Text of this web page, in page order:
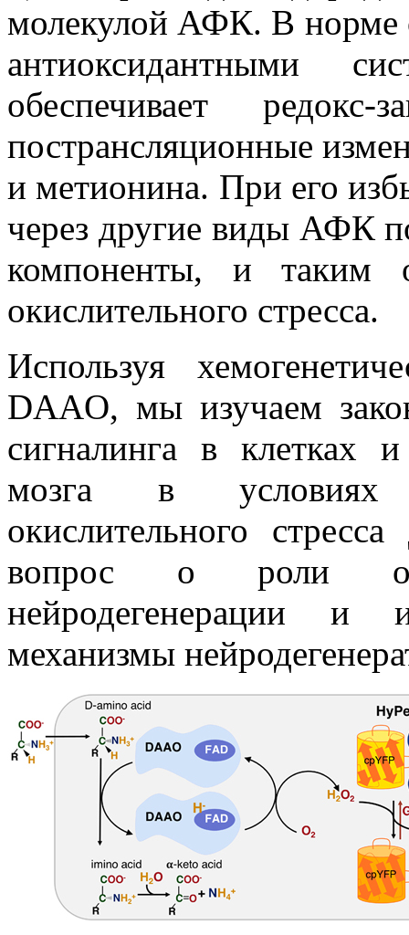
молекулой АФК. В норме
антиоксидантными
обеспечивает
пострансляционные
и метионина. При его
через другие виды АФК
компоненты, и таким
окислительного стресса.
Используя
DAAO, мы изучаем
сигналинга в клетках
мозга в условиях
окислительного
вопрос о роли
нейродегенерации и
механизмы